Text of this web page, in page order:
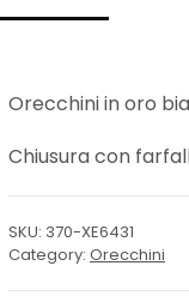
Orecchini in oro
Chiusura con
SKU: 370-XE6431
Category: Orecchini